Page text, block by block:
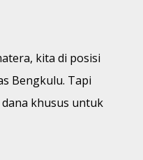
kita di posisi
Bengkulu. Tapi
khusus untuk